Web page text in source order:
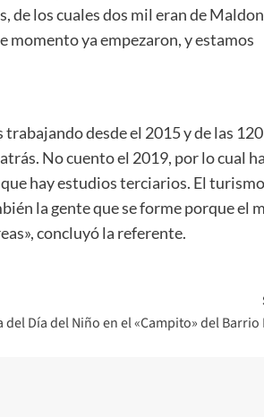
de los cuales dos mil eran de
momento ya empezaron, y estamos
desde el 2015 y de las
No cuento el 2019, por lo cual
hay estudios terciarios. El
la gente que se forme porque el
concluyó la referente.
del Día del Niño en el «Campito» del